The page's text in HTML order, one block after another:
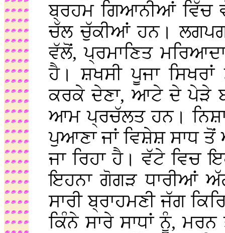
ਬ੍ਰਹਮ ਗਿਆਨੀਆਂ ਵਿੱਚ
ਚੱਲ ਚੁੱਕੀਆਂ ਹਨ। ਲਗਪਗ
ਵੱਲੋਂ, ਪ੍ਰਮਾਣਿਤ
ਹੈ। ਸ਼ਖਸੀ ਪੂਜਾ ਸਿਖਰਾਂ
ਕਰਕੇ ਦੇਣਾ, ਆਟੇ ਦੇ ਪੇੜੇ
ਆਮ ਪ੍ਰਚੱਲਤ ਹਨ।
ਪੁਆਣਾ ਜਾਂ ਵਿਸ਼ੇਸ਼ ਸਾਧ
ਜਾ ਰਿਹਾ ਹੈ। ਵੱਟੇ ਵਿਚ
ਇਹਨਾ ਗੋਗੜ ਧਾਰੀਆਂ
ਸਾਰੀ ਬ੍ਰਾਹਮਣੀ ਜੱਗ
ਕਿੰਨੇ ਸਾਰੇ ਸਾਧਾਂ ਨੂੰ,